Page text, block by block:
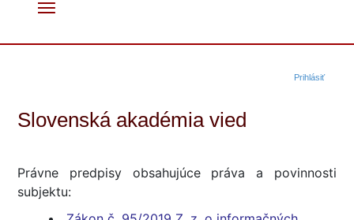
Prihlásiť
Slovenská akadémia vied
Právne predpisy obsahujúce práva a povinnosti
subjektu: